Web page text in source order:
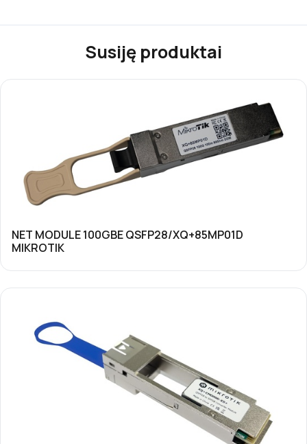
Susiję produktai
NET MODULE 100GBE QSFP28/XQ+85MP01D
MIKROTIK